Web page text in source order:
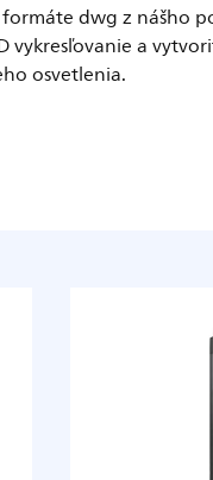
dwg z nášho
a
osvetlenia.